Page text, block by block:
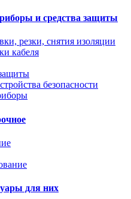
и средства защиты
резки, снятия изоляции
кабеля
безопасности
для них